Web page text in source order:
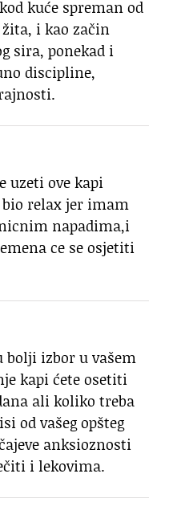
kuće spreman od
i kao začin
sira, ponekad i
discipline,
uzeti ove kapi
relax jer imam
napadima,i
ce se osjetiti
bolji izbor u vašem
kapi ćete osetiti
ali koliko treba
od vašeg opšteg
anksioznosti
i lekovima.